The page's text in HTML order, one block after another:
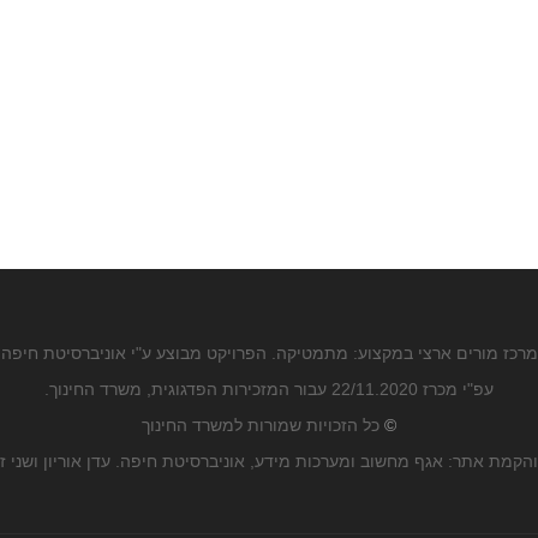
מרכז מורים ארצי במקצוע: מתמטיקה. הפרויקט מבוצע ע"י אוניברסיטת חיפה
עפ"י מכרז 22/11.2020 עבור המזכירות הפדגוגית, משרד החינוך.
© כל הזכויות שמורות למשרד החינוך
אתר: אגף מחשוב ומערכות מידע, אוניברסיטת חיפה. עדן אוריון ושני